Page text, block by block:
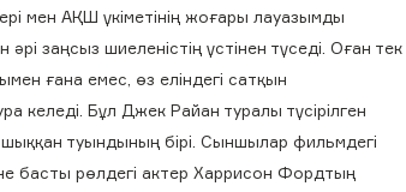
мен АҚШ үкіметінің жоғары лауазымды
заңсыз шиеленістің үстінен түседі. Оған тек
ғана емес, өз еліндегі сатқын
келеді. Бұл Джек Райан туралы түсірілген
туындының бірі. Сыншылар фильмдегі
басты рөлдегі актер Харрисон Фордтың